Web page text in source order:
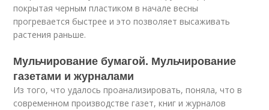
покрытая черным пластиком в начале весны
прогревается быстрее и это позволяет высаживать
растения раньше.
Мульчирование бумагой. Мульчирование
газетами и журналами
Из того, что удалось проанализировать, поняла, что в
современном производстве газет, книг и журналов